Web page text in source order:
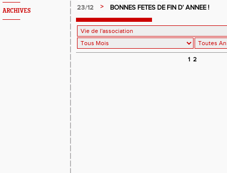
ARCHIVES
23/12
> BONNES FETES DE FIN D' ANNEE !
1 2